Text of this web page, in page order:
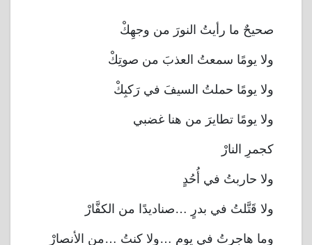
صحيحٌ ما رأيتُ النورَ من وجهِكْ
ولا يومًا سمعتُ العذبَ من صوتِكْ
ولا يومًا حملتُ السيفَ في رَكبِكْ
ولا يومًا تطايرَ من هنا غضبي
كجمرِ النارْ
ولا حاربتُ في أُحُدٍ
ولا قَتَّلتُ في بدرٍ …صناديدًا من الكفَّارْ
وما هاجرتُ في يومٍ …ولا كنتُ …من الأنصارْ